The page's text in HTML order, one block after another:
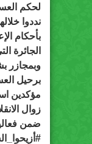
لحكم
نددوا
بأحكام
الجائرة
وبمجازر
برحيل
مؤكدين
زوال
ضمن